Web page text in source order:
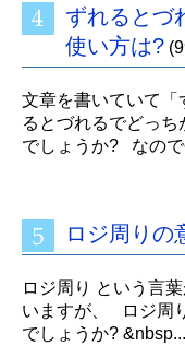
ずれるとづ
使い方は?
文章を書いていて「
るとづれるでどっ
でしょうか? なので
ロジ周りの
ロジ周り という言
いますが、 ロジ周
でしょうか? &nbsp...